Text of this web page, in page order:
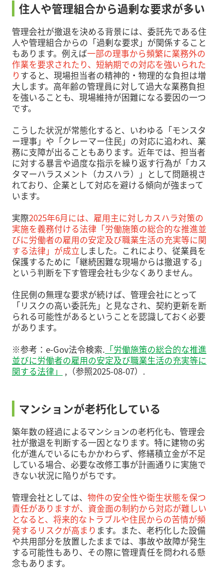
住人や管理組合から過剰な要求が多い
管理会社が撤退を決める背景には、委託先である住
人や管理組合からの「過剰な要求」が関係すること
もあります。例えば一部の理事から頻繁に業務外の
作業を要求されたり、短納期での対応を強いられた
りすると、現場担当者の精神的・物理的な負担は増
大します。高年齢の管理員に対して過大な業務負担
を強いることも、現場維持が困難になる要因の一つ
です。
こうした状況が常態化すると、いわゆる「モンスタ
ー理事」や「クレーマー住民」の対応に追われ、業
務に支障が出ることもあります。近年では、担当者
に対する暴言や過度な指示を繰り返す行為が「カス
タマーハラスメント（カスハラ）」として問題視さ
れており、企業として対応を避ける傾向が強まって
います。
実際2025年6月には、雇用主に対しカスハラ対策の
実施を義務付ける法律「労働施策の総合的な推進並
びに労働者の雇用の安定及び職業生活の充実等に関
する法律」が成立 しました。これにより、従業員を
保護するために「継続困難な現場からは撤退する」
という判断を下す管理会社も少なくありません。
住民側の無理な要求が続けば、管理会社にとって
「リスクの高い委託先」と見なされ、契約更新を断
られる可能性があるということを認識しておく必要
があります。
※参考：e-Gov法令検索. 「労働施策の総合的な推進
並びに労働者の雇用の安定及び職業生活の充実等に
関する法律」
,（参照2025-08-07）.
マンションが老朽化している
築年数の経過によるマンションの老朽化も、管理会
社が撤退を判断する一因となります。特に建物の劣
化が進んでいるにもかかわらず、修繕積立金が不足
している場合、必要な改修工事が計画通りに実施で
きない状況に陥りがちです。
管理会社としては、 物件の安全性や衛生状態を保つ
責任がありますが、資金面の制約から対応が難しい
となると、将来的なトラブルや住民からの苦情が頻
発するリスクが高まり ます。また、老朽化した設備
や共用部分を放置したままでは、事故や故障が発生
する可能性もあり、その際に管理責任を問われる懸
念もあります。